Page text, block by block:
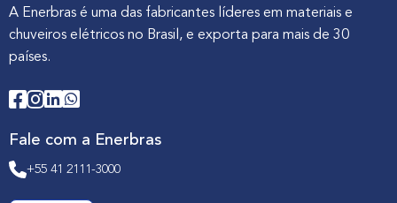
A Enerbras é uma das fabricantes líderes em materiais e
chuveiros elétricos no Brasil, e exporta para mais de 30
países.
Fale com a Enerbras
+55 41 2111-3000